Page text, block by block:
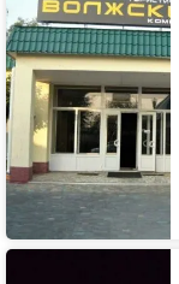
комплекс
Волжский
Гостиница